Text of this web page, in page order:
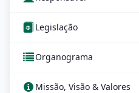
Legislação
Organograma
Missão, Visão & Valores